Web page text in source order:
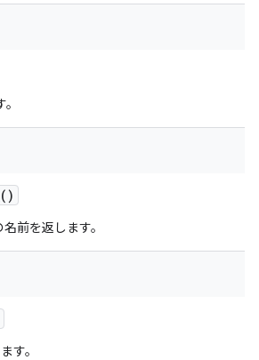
()
前を返します。
す。